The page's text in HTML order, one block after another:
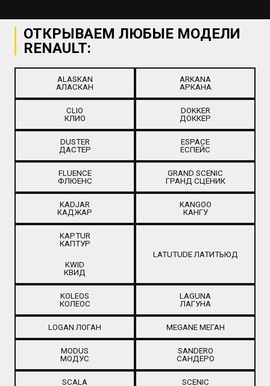
ОТКРЫВАЕМ ЛЮБЫЕ МОДЕЛИ
RENAULT:
ALASKAN
АЛАСКАН
ARKANA
АРКАНА
CLIO
КЛИО
DOKKER
ДОККЕР
DUSTER
ДАСТЕР
ESPACE
ЕСПЕЙС
FLUENCE
ФЛЮЕНС
GRAND SCENIC
ГРАНД СЦЕНИК
KADJAR
КАДЖАР
KANGOO
КАНГУ
KAPTUR
КАПТУР
KWID
КВИД
LATUTUDE ЛАТИТЬЮД
KOLEOS
КОЛЕОС
LAGUNA
ЛАГУНА
LOGAN ЛОГАН MEGANE МЕГАН
MODUS
МОДУС
SANDERO
САНДЕРО
SCALA
SCENIC